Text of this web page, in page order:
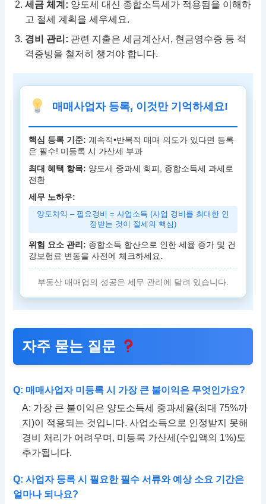
세금 체계: 양도세 대신 종합소득세가 적용됨을 이해하
고 절세 계획을 세우세요.
경비 관리: 관련 지출은 세금계산서, 현금영수증 등 적
격증빙을 철저히 챙겨야 합니다.
매매사업자 등록, 이것만 기억하세요!
핵심 등록 기준: 계속적•반복적 매매 의도가 있다면 등록
은 필수! 미등록 시 가산세 부과
최대 혜택 항목: 양도세 중과세 회피, 종합소득세 과세로
전환
세무 노하우:
양도차익 – 필요경비 = 사업소득 (사업 경비를 최대한 인
정받는 것이 절세의 핵심)
위험 요소 관리: 종합소득 합산으로 인한 세율 증가 및 건
강보험료 변동을 사전에 체크하세요.
부동산 매매업의 성공은 세무 관리에 달려 있습니다.
자주 묻는 질문
Q: 매매사업자 미등록 시 가장 큰 불이익은 무엇인가요?
A: 가장 큰 불이익은 양도소득세 중과세율(최대 75%까
지)이 적용되는 것입니다. 사업소득으로 인정받지 못해
경비 처리가 어려우며, 미등록 가산세(수입액의 1%)도
추가됩니다.
Q: 사업자 등록 시 필요한 필수 서류와 예상 소요 기간은
얼마나 되나요?